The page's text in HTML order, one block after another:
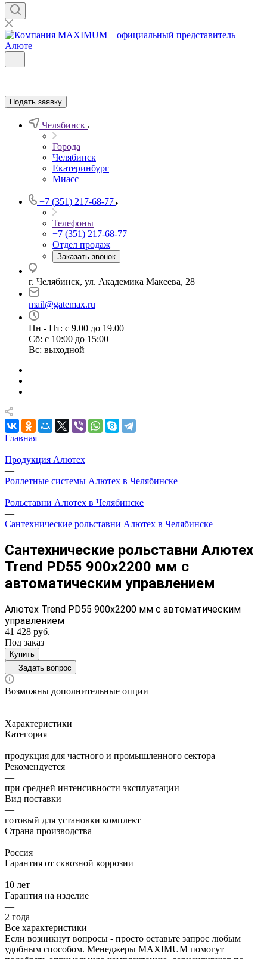
Подать заявку
Челябинск
Города
Челябинск
Екатеринбург
Миасс
+7 (351) 217-68-77
Телефоны
+7 (351) 217-68-77
Отдел продаж
Заказать звонок
г. Челябинск, ул. Академика Макеева, 28
mail@gatemax.ru
Пн - Пт: с 9.00 до 19.00
Сб: с 10:00 до 15:00
Вс: выходной
Главная
—
Продукция Алютех
—
Роллетные системы Алютех в Челябинске
—
Рольставни Алютех в Челябинске
—
Cантехнические рольставни Алютех в Челябинске
Сантехнические рольставни Алютех
Trend PD55 900x2200 мм с
автоматическим управлением
Алютех Trend PD55 900x2200 мм с автоматическим
управлением
41 428 руб.
Под заказ
Купить
Задать вопрос
Возможны дополнительные опции
Характеристики
Категория
—
продукция для частного и промышленного сектора
Рекомендуется
—
при средней интенсивности эксплуатации
Вид поставки
—
готовый для установки комплект
Страна производства
—
Россия
Гарантия от сквозной коррозии
—
10 лет
Гарантия на изделие
—
2 года
Все характеристики
Если возникнут вопросы - просто оставьте запрос любым
удобным способом. Менеджеры MAXIMUM помогут